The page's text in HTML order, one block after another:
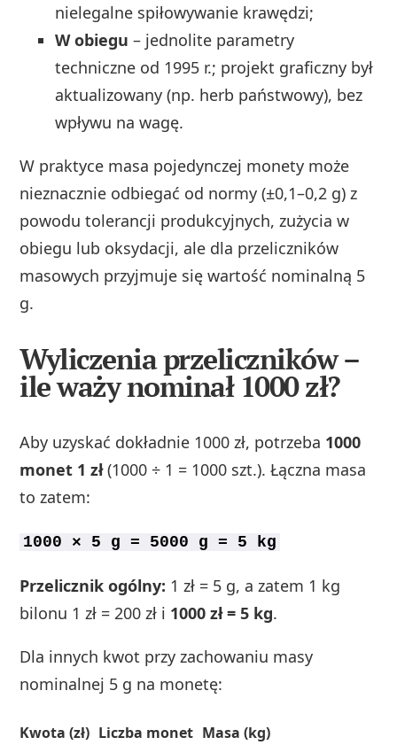
nielegalne spiłowywanie krawędzi;
W obiegu – jednolite parametry
techniczne od 1995 r.; projekt graficzny był
aktualizowany (np. herb państwowy), bez
wpływu na wagę.
W praktyce masa pojedynczej monety może
nieznacznie odbiegać od normy (±0,1–0,2 g) z
powodu tolerancji produkcyjnych, zużycia w
obiegu lub oksydacji, ale dla przeliczników
masowych przyjmuje się wartość nominalną 5
g.
Wyliczenia przeliczników –
ile waży nominał 1000 zł?
Aby uzyskać dokładnie 1000 zł, potrzeba 1000
monet 1 zł(1000 ÷ 1 = 1000 szt.). Łączna masa
to zatem:
1000 × 5 g = 5000 g = 5 kg
Przelicznik ogólny: 1 zł = 5 g, a zatem 1 kg
bilonu 1 zł = 200 zł i 1000 zł = 5 kg.
Dla innych kwot przy zachowaniu masy
nominalnej 5 g na monetę:
Kwota (zł) Liczba monet Masa (kg)